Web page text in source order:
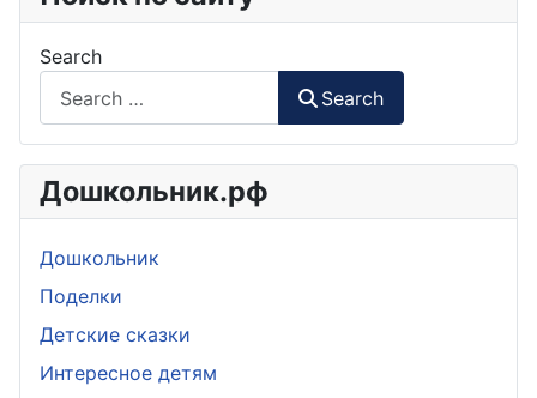
Search
Search
Дошкольник.рф
Дошкольник
Поделки
Детские сказки
Интересное детям